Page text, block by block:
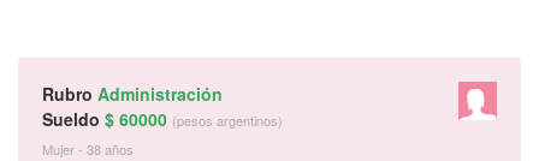
Rubro Administración
Sueldo $ 60000 (pesos argentinos)
Mujer - 38 años